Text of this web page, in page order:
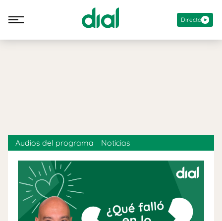
Directo
Audios del programa Noticias